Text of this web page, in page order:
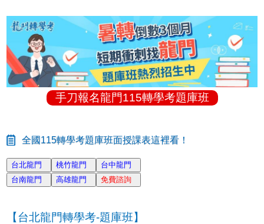
手刀報名龍門115轉學考題庫班
全國115轉學考題庫班面授課表這裡看！
【台北龍門轉學考-題庫班】